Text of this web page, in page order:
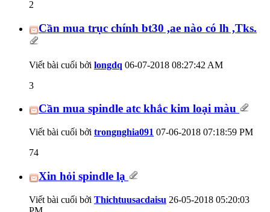
2
Cần mua trục chính bt30 ,ae nào có lh ,Tks.
Viết bài cuối bởi longdq 06-07-2018 08:27:42 AM
3
Cần mua spindle atc khắc kim loại màu
Viết bài cuối bởi trongnghia091 07-06-2018 07:18:59 PM
74
Xin hỏi spindle lạ
Viết bài cuối bởi Thichtuusacdaisu 26-05-2018 05:20:03